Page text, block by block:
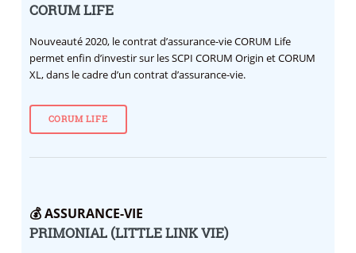
CORUM LIFE
Nouveauté 2020, le contrat d’assurance-vie CORUM Life
permet enfin d’investir sur les SCPI CORUM Origin et CORUM
XL, dans le cadre d’un contrat d’assurance-vie.
CORUM LIFE
💰 ASSURANCE-VIE
PRIMONIAL (LITTLE LINK VIE)